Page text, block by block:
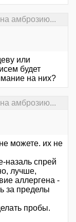
амброзию...
или
будет
на них?
амброзию...
можете. их не
назаль спрей
лучше,
аллергена -
за пределы
пробы.